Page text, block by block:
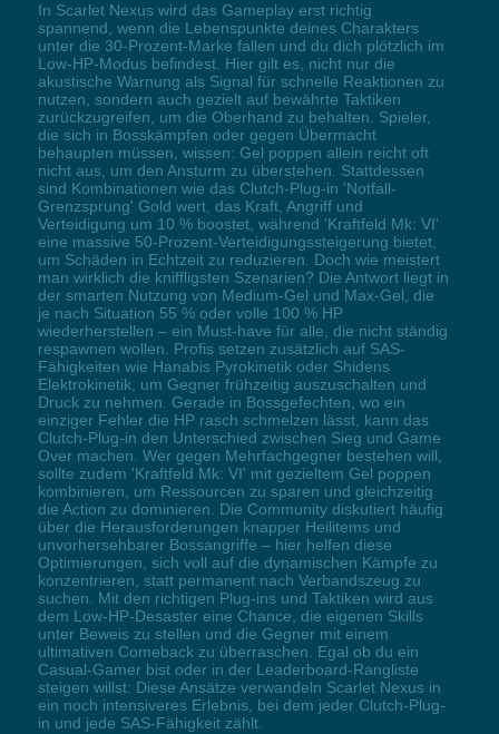
In Scarlet Nexus wird das Gameplay erst richtig
spannend, wenn die Lebenspunkte deines Charakters
unter die 30-Prozent-Marke fallen und du dich plötzlich im
Low-HP-Modus befindest. Hier gilt es, nicht nur die
akustische Warnung als Signal für schnelle Reaktionen zu
nutzen, sondern auch gezielt auf bewährte Taktiken
zurückzugreifen, um die Oberhand zu behalten. Spieler,
die sich in Bosskämpfen oder gegen Übermacht
behaupten müssen, wissen: Gel poppen allein reicht oft
nicht aus, um den Ansturm zu überstehen. Stattdessen
sind Kombinationen wie das Clutch-Plug-in 'Notfall-
Grenzsprung' Gold wert, das Kraft, Angriff und
Verteidigung um 10 % boostet, während 'Kraftfeld Mk: VI'
eine massive 50-Prozent-Verteidigungssteigerung bietet,
um Schäden in Echtzeit zu reduzieren. Doch wie meistert
man wirklich die kniffligsten Szenarien? Die Antwort liegt in
der smarten Nutzung von Medium-Gel und Max-Gel, die
je nach Situation 55 % oder volle 100 % HP
wiederherstellen – ein Must-have für alle, die nicht ständig
respawnen wollen. Profis setzen zusätzlich auf SAS-
Fähigkeiten wie Hanabis Pyrokinetik oder Shidens
Elektrokinetik, um Gegner frühzeitig auszuschalten und
Druck zu nehmen. Gerade in Bossgefechten, wo ein
einziger Fehler die HP rasch schmelzen lässt, kann das
Clutch-Plug-in den Unterschied zwischen Sieg und Game
Over machen. Wer gegen Mehrfachgegner bestehen will,
sollte zudem 'Kraftfeld Mk: VI' mit gezieltem Gel poppen
kombinieren, um Ressourcen zu sparen und gleichzeitig
die Action zu dominieren. Die Community diskutiert häufig
über die Herausforderungen knapper Heilitems und
unvorhersehbarer Bossangriffe – hier helfen diese
Optimierungen, sich voll auf die dynamischen Kämpfe zu
konzentrieren, statt permanent nach Verbandszeug zu
suchen. Mit den richtigen Plug-ins und Taktiken wird aus
dem Low-HP-Desaster eine Chance, die eigenen Skills
unter Beweis zu stellen und die Gegner mit einem
ultimativen Comeback zu überraschen. Egal ob du ein
Casual-Gamer bist oder in der Leaderboard-Rangliste
steigen willst: Diese Ansätze verwandeln Scarlet Nexus in
ein noch intensiveres Erlebnis, bei dem jeder Clutch-Plug-
in und jede SAS-Fähigkeit zählt.